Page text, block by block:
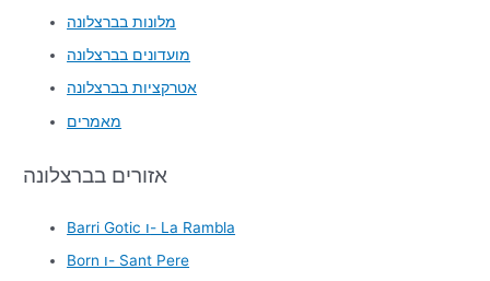
מלונות בברצלונה
מועדונים בברצלונה
אטרקציות בברצלונה
מאמרים
אזורים בברצלונה
Barri Gotic ו- La Rambla
Born ו- Sant Pere